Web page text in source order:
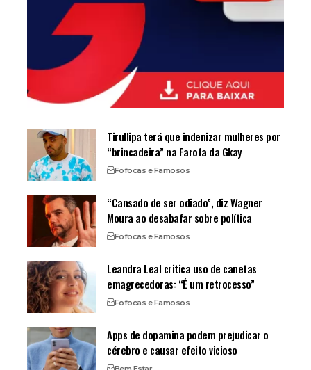
Tirullipa terá que indenizar mulheres por
“brincadeira” na Farofa da Gkay
Fofocas e Famosos
“Cansado de ser odiado”, diz Wagner
Moura ao desabafar sobre política
Fofocas e Famosos
Leandra Leal critica uso de canetas
emagrecedoras: “É um retrocesso”
Fofocas e Famosos
Apps de dopamina podem prejudicar o
cérebro e causar efeito vicioso